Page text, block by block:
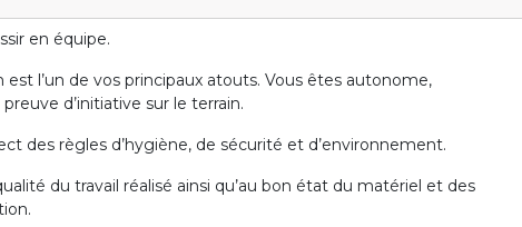
en équipe.
est l’un de vos principaux atouts. Vous êtes autonome,
d’initiative sur le terrain.
des règles d’hygiène, de sécurité et d’environnement.
du travail réalisé ainsi qu’au bon état du matériel et des